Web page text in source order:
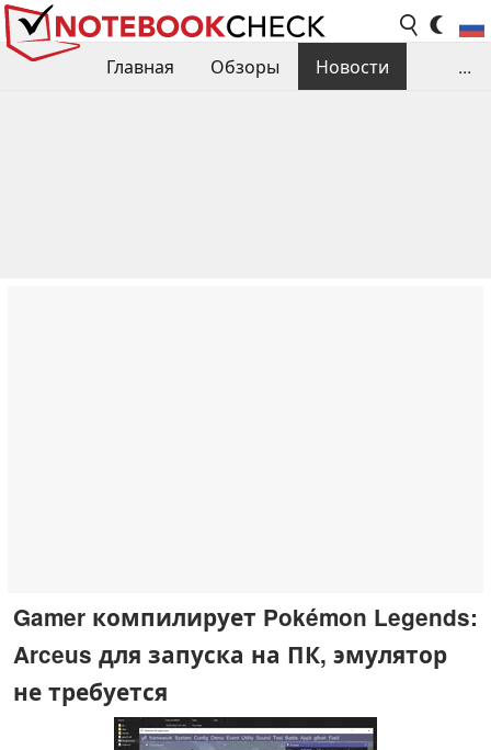
Главная Обзоры
Новости
...
Gamer компилирует Pokémon Legends:
Arceus для запуска на ПК, эмулятор
не требуется